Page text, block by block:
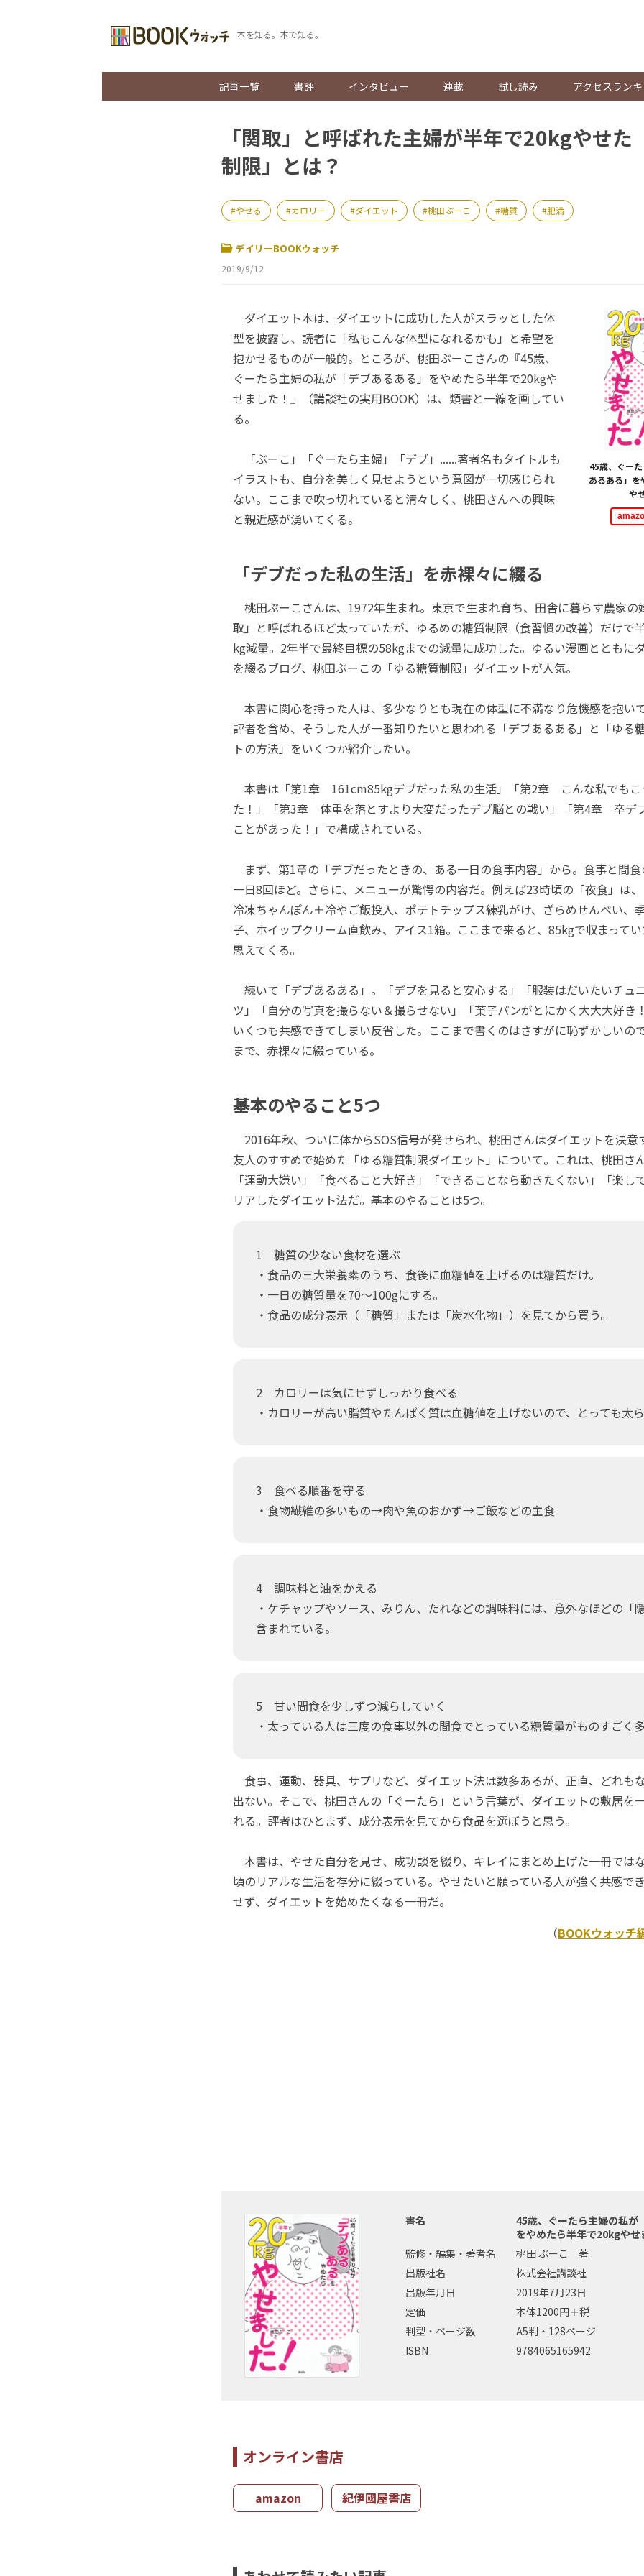
本を知る。本で知る。
記事一覧 書評 インタビュー 連載 試し読み アクセスラン
「関取」と呼ばれた主婦が半年で20kgやせた
制限」とは？
やせる カロリー ダイエット 桃田ぶーこ 糖質 肥満
デイリーBOOKウォッチ
2019/9/12
45歳、ぐー
あるある」
や
ダイエット本は、ダイエットに成功した人がスラッとした体
型を披露し、読者に「私もこんな体型になれるかも」と希望を
抱かせるものが一般的。ところが、桃田ぶーこさんの『45歳、
ぐーたら主婦の私が「デブあるある」をやめたら半年で20kgや
せました！』（講談社の実用BOOK）は、類書と一線を画してい
る。
「ぶーこ」「ぐーたら主婦」「デブ」......著者名もタイトルも
イラストも、自分を美しく見せようという意図が一切感じられ
ない。ここまで吹っ切れていると清々しく、桃田さんへの興味
と親近感が湧いてくる。
「デブだった私の生活」を赤裸々に綴る
桃田ぶーこさんは、1972年生まれ。東京で生まれ育ち、田舎に暮らす農家の
取」と呼ばれるほど太っていたが、ゆるめの糖質制限（食習慣の改善）だけで
kg減量。2年半で最終目標の58kgまでの減量に成功した。ゆるい漫画とともに
を綴るブログ、桃田ぶーこの「ゆる糖質制限」ダイエットが人気。
本書に関心を持った人は、多少なりとも現在の体型に不満なり危機感を抱いて
評者を含め、そうした人が一番知りたいと思われる「デブあるある」と「ゆる
トの方法」をいくつか紹介したい。
本書は「第1章 161cm85kgデブだった私の生活」「第2章 こんな私でもこ
た！」「第3章 体重を落とすより大変だったデブ脳との戦い」「第4章 卒デ
ことがあった！」で構成されている。
まず、第1章の「デブだったときの、ある一日の食事内容」から。食事と間食
一日8回ほど。さらに、メニューが驚愕の内容だ。例えば23時頃の「夜食」は、
冷凍ちゃんぽん＋冷やご飯投入、ポテトチップス練乳がけ、ざらめせんべい、
子、ホイップクリーム直飲み、アイス1箱。ここまで来ると、85kgで収まって
思えてくる。
続いて「デブあるある」。「デブを見ると安心する」「服装はだいたいチュ
ツ」「自分の写真を撮らない＆撮らせない」「菓子パンがとにかく大大大好き
いくつも共感できてしまい反省した。ここまで書くのはさすがに恥ずかしいの
まで、赤裸々に綴っている。
基本のやること5つ
2016年秋、ついに体からSOS信号が発せられ、桃田さんはダイエットを決意
友人のすすめで始めた「ゆる糖質制限ダイエット」について。これは、桃田さ
「運動大嫌い」「食べること大好き」「できることなら動きたくない」「楽し
リアしたダイエット法だ。基本のやることは5つ。
1 糖質の少ない食材を選ぶ
・食品の三大栄養素のうち、食後に血糖値を上げるのは糖質だけ。
・一日の糖質量を70〜100gにする。
・食品の成分表示（「糖質」または「炭水化物」）を見てから買う。
2 カロリーは気にせずしっかり食べる
・カロリーが高い脂質やたんぱく質は血糖値を上げないので、とっても太ら
3 食べる順番を守る
・食物繊維の多いもの→肉や魚のおかず→ご飯などの主食
4 調味料と油をかえる
・ケチャップやソース、みりん、たれなどの調味料には、意外なほどの「
含まれている。
5 甘い間食を少しずつ減らしていく
・太っている人は三度の食事以外の間食でとっている糖質量がものすごく多
食事、運動、器具、サプリなど、ダイエット法は数多あるが、正直、どれも
出ない。そこで、桃田さんの「ぐーたら」という言葉が、ダイエットの敷居を
れる。評者はひとまず、成分表示を見てから食品を選ぼうと思う。
本書は、やせた自分を見せ、成功談を綴り、キレイにまとめ上げた一冊では
頃のリアルな生活を存分に綴っている。やせたいと願っている人が強く共感で
せず、ダイエットを始めたくなる一冊だ。
（BOOKウォッチ
書名
45歳、ぐーたら主婦の私が
をやめたら半年で20kgやせ
監修・編集・著者名
桃田 ぶーこ 著
出版社名
株式会社講談社
出版年月日
2019年7月23日
定価
本体1200円＋税
判型・ページ数
A5判・128ページ
ISBN
9784065165942
オンライン書店
amazon 紀伊國屋書店